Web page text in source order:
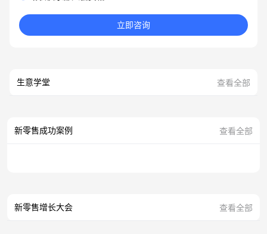
立即咨询
生意学堂 查看全部
新零售成功案例 查看全部
新零售增长大会 查看全部